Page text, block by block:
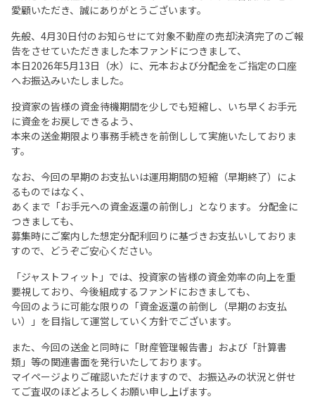
愛顧いただき、誠にありがとうございます。
先般、4月30日付のお知らせにて対象不動産の売却決済完了のご報
告をさせていただきました本ファンドにつきまして、
本日2026年5月13日（水）に、元本および分配金をご指定の口座
へお振込みいたしました。
投資家の皆様の資金待機期間を少しでも短縮し、いち早くお手元
に資金をお戻しできるよう、
本来の送金期限より事務手続きを前倒しして実施いたしておりま
す。
なお、今回の早期のお支払いは運用期間の短縮（早期終了）によ
るものではなく、
あくまで「お手元への資金返還の前倒し」となります。 分配金に
つきましても、
募集時にご案内した想定分配利回りに基づきお支払いしておりま
すので、どうぞご安心ください。
「ジャストフィット」では、投資家の皆様の資金効率の向上を重
要視しており、今後組成するファンドにおきましても、
今回のように可能な限りの「資金返還の前倒し（早期のお支払
い）」を目指して運営していく方針でございます。
また、今回の送金と同時に「財産管理報告書」および「計算書
類」等の関連書面を発行いたしております。
マイページよりご確認いただけますので、お振込みの状況と併せ
てご査収のほどよろしくお願い申し上げます。